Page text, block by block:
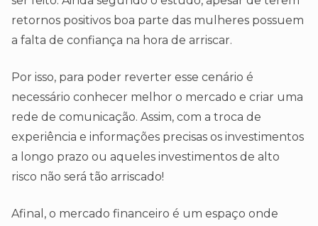
retornos positivos boa parte das mulheres possuem
a falta de confiança na hora de arriscar.
Por isso, para poder reverter esse cenário é
necessário conhecer melhor o mercado e criar uma
rede de comunicação. Assim, com a troca de
experiência e informações precisas os investimentos
a longo prazo ou aqueles investimentos de alto
risco não será tão arriscado!
Afinal, o mercado financeiro é um espaço onde